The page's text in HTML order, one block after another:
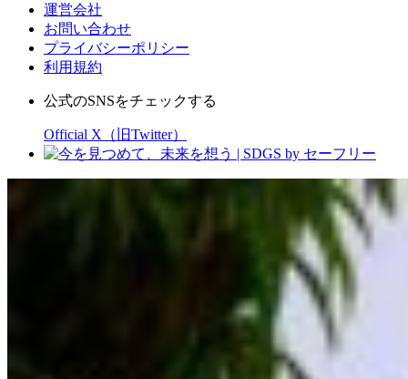
運営会社
お問い合わせ
プライバシーポリシー
利用規約
公式のSNSをチェックする
Official X（旧Twitter）